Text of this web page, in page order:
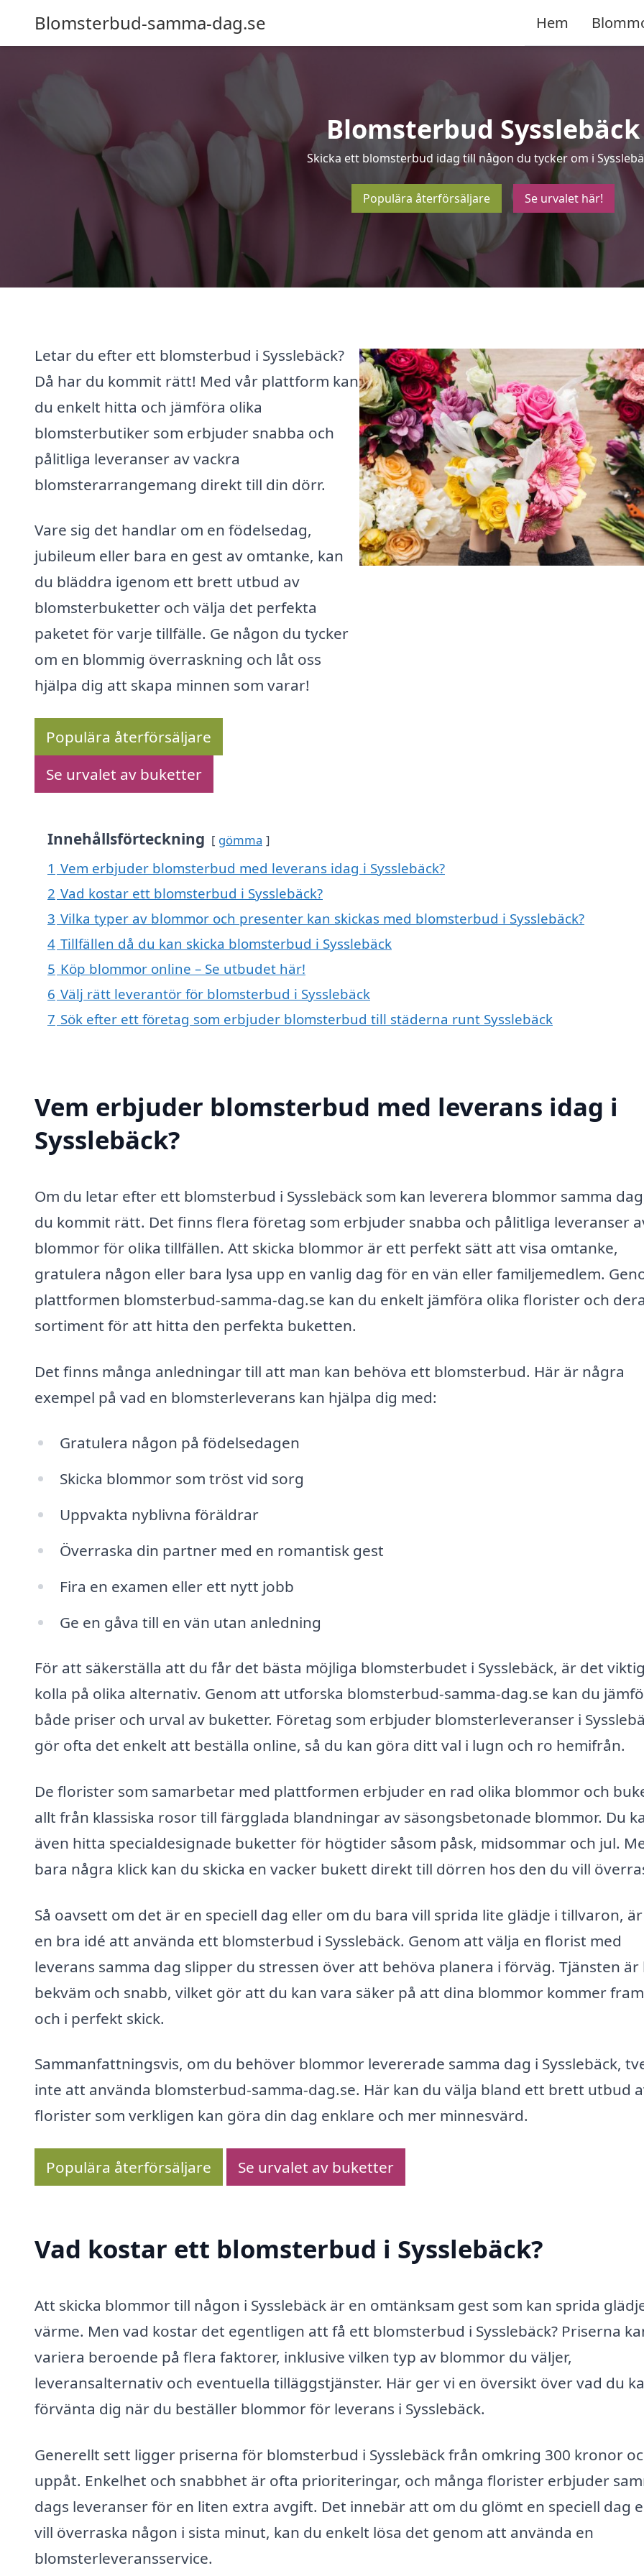
Blomsterbud-samma-dag.se Hem
Blomsterbud Sysslebäck
Skicka ett blomsterbud idag till någon du tycker om i
Populära återförsäljare Se urvalet här!
Letar du efter ett blomsterbud i Sysslebäck?
Då har du kommit rätt! Med vår plattform kan
du enkelt hitta och jämföra olika
blomsterbutiker som erbjuder snabba och
pålitliga leveranser av vackra
blomsterarrangemang direkt till din dörr.
Vare sig det handlar om en födelsedag,
jubileum eller bara en gest av omtanke, kan
du bläddra igenom ett brett utbud av
blomsterbuketter och välja det perfekta
paketet för varje tillfälle. Ge någon du tycker
om en blommig överraskning och låt oss
hjälpa dig att skapa minnen som varar!
Populära återförsäljare
Se urvalet av buketter
Innehållsförteckning gömma
1 Vem erbjuder blomsterbud med leverans idag i Sysslebäck?
2 Vad kostar ett blomsterbud i Sysslebäck?
3 Vilka typer av blommor och presenter kan skickas med blomsterbud i Sysslebäck?
4 Tillfällen då du kan skicka blomsterbud i Sysslebäck
5 Köp blommor online – Se utbudet här!
6 Välj rätt leverantör för blomsterbud i Sysslebäck
7 Sök efter ett företag som erbjuder blomsterbud till städerna runt Sysslebäck
Vem erbjuder blomsterbud med leverans idag i
Sysslebäck?
Om du letar efter ett blomsterbud i Sysslebäck som kan leverera blommor samma
du kommit rätt. Det finns flera företag som erbjuder snabba och pålitliga leveranser
blommor för olika tillfällen. Att skicka blommor är ett perfekt sätt att visa omtanke,
gratulera någon eller bara lysa upp en vanlig dag för en vän eller familjemedlem.
plattformen blomsterbud-samma-dag.se kan du enkelt jämföra olika florister och
sortiment för att hitta den perfekta buketten.
Det finns många anledningar till att man kan behöva ett blomsterbud. Här är några
exempel på vad en blomsterleverans kan hjälpa dig med:
Gratulera någon på födelsedagen
Skicka blommor som tröst vid sorg
Uppvakta nyblivna föräldrar
Överraska din partner med en romantisk gest
Fira en examen eller ett nytt jobb
Ge en gåva till en vän utan anledning
För att säkerställa att du får det bästa möjliga blomsterbudet i Sysslebäck, är det
kolla på olika alternativ. Genom att utforska blomsterbud-samma-dag.se kan du
både priser och urval av buketter. Företag som erbjuder blomsterleveranser i
gör ofta det enkelt att beställa online, så du kan göra ditt val i lugn och ro hemifrån.
De florister som samarbetar med plattformen erbjuder en rad olika blommor och
allt från klassiska rosor till färgglada blandningar av säsongsbetonade blommor. Du
även hitta specialdesignade buketter för högtider såsom påsk, midsommar och jul.
bara några klick kan du skicka en vacker bukett direkt till dörren hos den du vill
Så oavsett om det är en speciell dag eller om du bara vill sprida lite glädje i tillvaron,
en bra idé att använda ett blomsterbud i Sysslebäck. Genom att välja en florist med
leverans samma dag slipper du stressen över att behöva planera i förväg. Tjänsten är
bekväm och snabb, vilket gör att du kan vara säker på att dina blommor kommer
och i perfekt skick.
Sammanfattningsvis, om du behöver blommor levererade samma dag i Sysslebäck,
inte att använda blomsterbud-samma-dag.se. Här kan du välja bland ett brett utbud
florister som verkligen kan göra din dag enklare och mer minnesvärd.
Populära återförsäljare Se urvalet av buketter
Vad kostar ett blomsterbud i Sysslebäck?
Att skicka blommor till någon i Sysslebäck är en omtänksam gest som kan sprida
värme. Men vad kostar det egentligen att få ett blomsterbud i Sysslebäck? Priserna
variera beroende på flera faktorer, inklusive vilken typ av blommor du väljer,
leveransalternativ och eventuella tilläggstjänster. Här ger vi en översikt över vad du
förvänta dig när du beställer blommor för leverans i Sysslebäck.
Generellt sett ligger priserna för blomsterbud i Sysslebäck från omkring 300 kronor
uppåt. Enkelhet och snabbhet är ofta prioriteringar, och många florister erbjuder
dags leveranser för en liten extra avgift. Det innebär att om du glömt en speciell dag
vill överraska någon i sista minut, kan du enkelt lösa det genom att använda en
blomsterleveransservice.